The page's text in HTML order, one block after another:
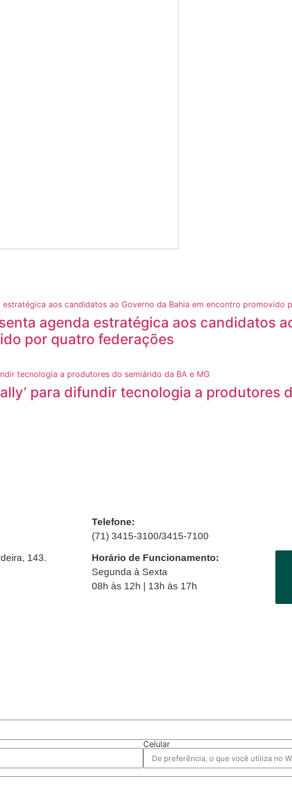
agenda estratégica aos candidatos
por quatro federações
para difundir tecnologia a produtores
143.
Telefone:
(71) 3415-3100/3415-7100
Horário de Funcionamento:
Segunda à Sexta
08h às 12h | 13h às 17h
Celular